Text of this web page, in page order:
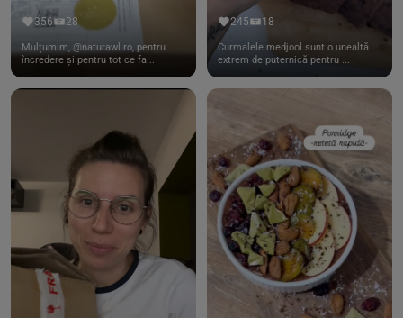
356 28
Mulțumim, @naturawl.ro, pentru
încredere și pentru tot ce fa...
245 18
Curmalele medjool sunt o unealtă
extrem de puternică pentru ...